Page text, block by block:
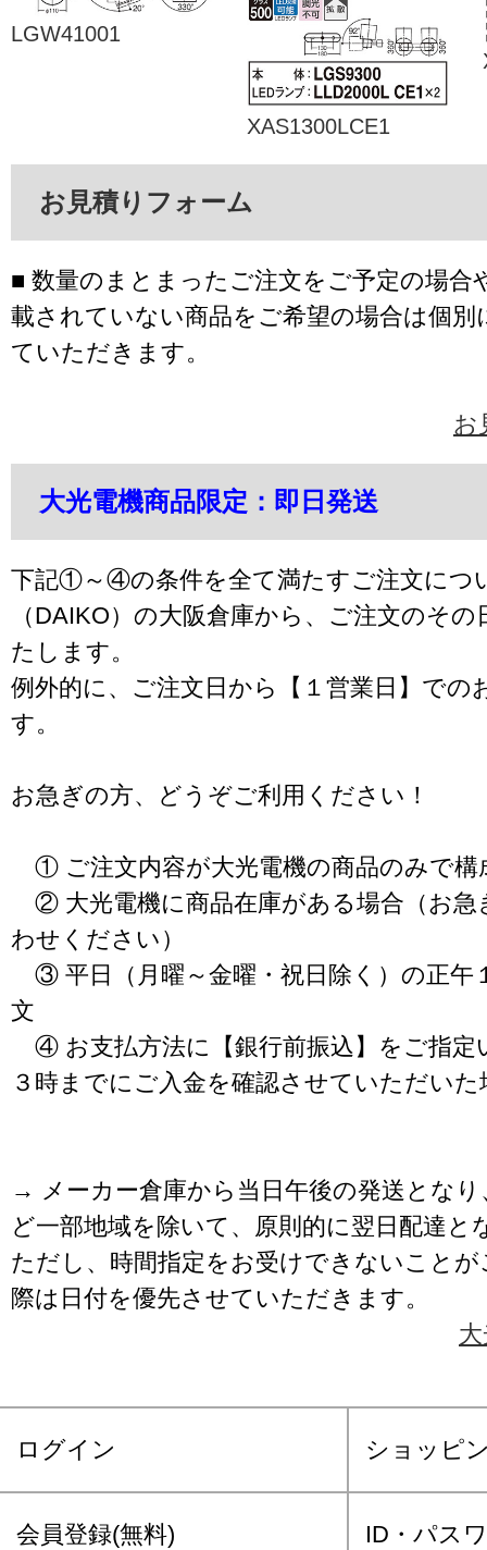
LGW41001
XAS1300LCE1
お見積りフォーム
■ 数量のまとまったご注文をご予定の場合
載されていない商品をご希望の場合は個別
ていただきます。
お
大光電機商品限定：即日発送
下記①～④の条件を全て満たすご注文につ
（DAIKO）の大阪倉庫から、ご注文のそ
たします。
例外的に、ご注文日から【１営業日】での
す。
お急ぎの方、どうぞご利用ください！
① ご注文内容が大光電機の商品のみで構
② 大光電機に商品在庫がある場合（お急
わせください）
③ 平日（月曜～金曜・祝日除く）の正午
文
④ お支払方法に【銀行前振込】をご指定
３時までにご入金を確認させていただいた
→ メーカー倉庫から当日午後の発送となり
ど一部地域を除いて、原則的に翌日配達と
ただし、時間指定をお受けできないこと
際は日付を優先させていただきます。
ログイン ショッピ
会員登録(無料) ID・パス